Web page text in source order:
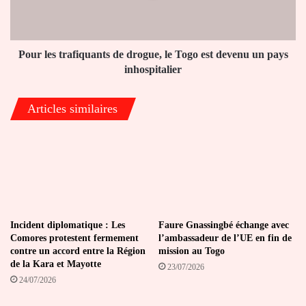
devenu
unPour les trafiquants de drogue, le Togo est devenu un pays
inhospitalier
Articles similaires
Incident diplomatique : Les
Comores protestent fermement
contre un accord entre la Région
de la Kara et Mayotte
24/07/2026
Faure Gnassingbé échange avec
l’ambassadeur de l’UE en fin de
mission au Togo
23/07/2026